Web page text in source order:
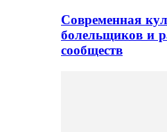
Современная
болельщиков и
сообществ